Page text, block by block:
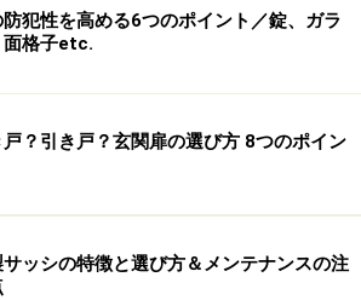
の遮蔽に役立つことなど、快適性を高
ルギ―にもつながるメリットも。そ
というわけではありませんが、窓サ
前にシャッターをこじ開ける手間が
でも、ある程度の効果は期待できる
防犯性を高める6つのポイント／錠、ガラ
面格子etc.
戸？引き戸？玄関扉の選び方 8つのポイン
ッシの特徴と選び方＆メンテナンスの注